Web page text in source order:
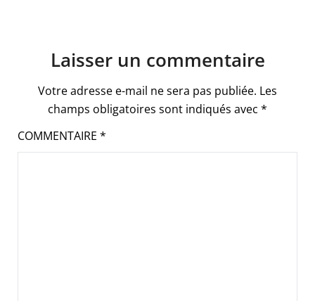
Laisser un commentaire
Votre adresse e-mail ne sera pas publiée. Les
champs obligatoires sont indiqués avec *
COMMENTAIRE *